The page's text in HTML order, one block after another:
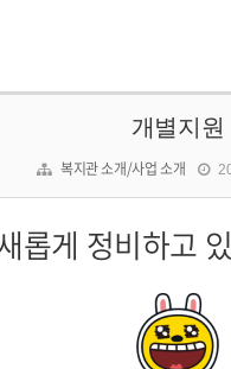
개별지원
복지관 소개/사업 소개
롭게 정비하고